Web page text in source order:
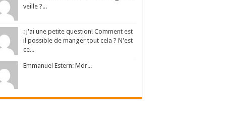
veille ?...
: j'ai une petite question! Comment est
il possible de manger tout cela ? N'est
ce...
Emmanuel Estern: Mdr...